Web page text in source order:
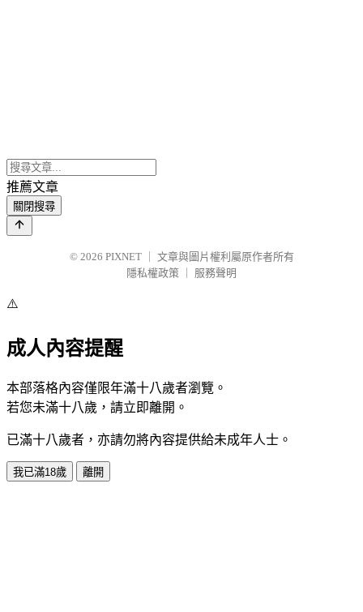
推薦文章
關閉搜尋
© 2026 PIXNET
文章與圖片權利屬原作者所有
隱私權政策
服務聲明
⚠️
成人內容提醒
本部落格內容僅限年滿十八歲者瀏覽。
若您未滿十八歲，請立即離開。
已滿十八歲者，亦請勿將內容提供給未成年人士。
我已滿18歲 離開